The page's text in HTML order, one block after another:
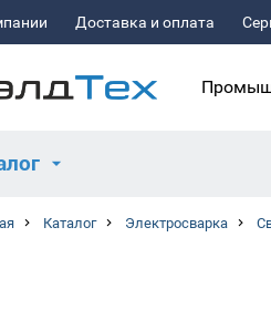
Доставка и оплата
Каталог Электросварка